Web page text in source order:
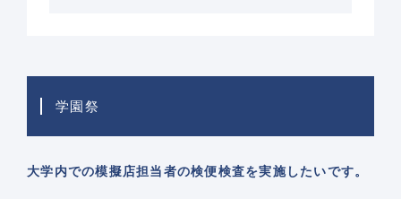
学園祭
大学内での模擬店担当者の検便検査を実施したいです。